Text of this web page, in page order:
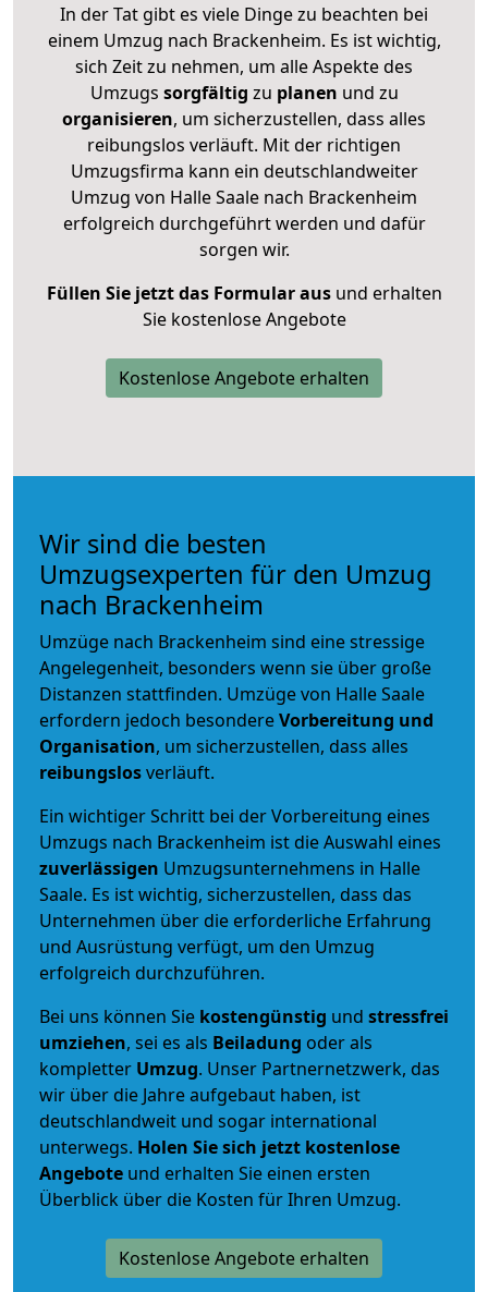
In der Tat gibt es viele Dinge zu beachten bei
einem Umzug nach Brackenheim. Es ist wichtig,
sich Zeit zu nehmen, um alle Aspekte des
Umzugs sorgfältig zu planen und zu
organisieren, um sicherzustellen, dass alles
reibungslos verläuft. Mit der richtigen
Umzugsfirma kann ein deutschlandweiter
Umzug von Halle Saale nach Brackenheim
erfolgreich durchgeführt werden und dafür
sorgen wir.
Füllen Sie jetzt das Formular ausund erhalten
Sie kostenlose Angebote
Kostenlose Angebote erhalten
Wir sind die besten
Umzugsexperten für den Umzug
nach Brackenheim
Umzüge nach Brackenheim sind eine stressige
Angelegenheit, besonders wenn sie über große
Distanzen stattfinden. Umzüge von Halle Saale
erfordern jedoch besondereVorbereitung und
Organisation, um sicherzustellen, dass alles
reibungslosverläuft.
Ein wichtiger Schritt bei der Vorbereitung eines
Umzugs nach Brackenheim ist die Auswahl eines
zuverlässigen Umzugsunternehmens in Halle
Saale. Es ist wichtig, sicherzustellen, dass das
Unternehmen über die erforderliche Erfahrung
und Ausrüstung verfügt, um den Umzug
erfolgreich durchzuführen.
Bei uns können Sie kostengünstig und stressfrei
umziehen, sei es als Beiladung oder als
kompletter Umzug. Unser Partnernetzwerk, das
wir über die Jahre aufgebaut haben, ist
deutschlandweit und sogar international
unterwegs. Holen Sie sich jetzt kostenlose
Angebote und erhalten Sie einen ersten
Überblick über die Kosten für Ihren Umzug.
Kostenlose Angebote erhalten